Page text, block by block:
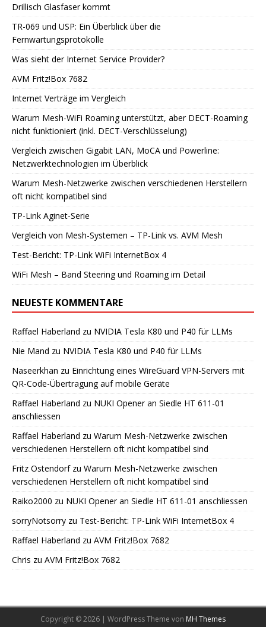
Drillisch Glasfaser kommt
TR-069 und USP: Ein Überblick über die
Fernwartungsprotokolle
Was sieht der Internet Service Provider?
AVM Fritz!Box 7682
Internet Verträge im Vergleich
Warum Mesh-WiFi Roaming unterstützt, aber DECT-Roaming
nicht funktioniert (inkl. DECT-Verschlüsselung)
Vergleich zwischen Gigabit LAN, MoCA und Powerline:
Netzwerktechnologien im Überblick
Warum Mesh-Netzwerke zwischen verschiedenen Herstellern
oft nicht kompatibel sind
TP-Link Aginet-Serie
Vergleich von Mesh-Systemen – TP-Link vs. AVM Mesh
Test-Bericht: TP-Link WiFi InternetBox 4
WiFi Mesh – Band Steering und Roaming im Detail
NEUESTE KOMMENTARE
Raffael Haberland zu NVIDIA Tesla K80 und P40 für LLMs
Nie Mand zu NVIDIA Tesla K80 und P40 für LLMs
Naseerkhan zu Einrichtung eines WireGuard VPN-Servers mit
QR-Code-Übertragung auf mobile Geräte
Raffael Haberland zu NUKI Opener an Siedle HT 611-01
anschliessen
Raffael Haberland zu Warum Mesh-Netzwerke zwischen
verschiedenen Herstellern oft nicht kompatibel sind
Fritz Ostendorfzu Warum Mesh-Netzwerke zwischen
verschiedenen Herstellern oft nicht kompatibel sind
Raiko2000 zu NUKI Opener an Siedle HT 611-01 anschliessen
sorryNotsorry zu Test-Bericht: TP-Link WiFi InternetBox 4
Raffael Haberland zu AVM Fritz!Box 7682
Chris zu AVM Fritz!Box 7682
Copyright © 2026 | WordPress Theme von MH Themes